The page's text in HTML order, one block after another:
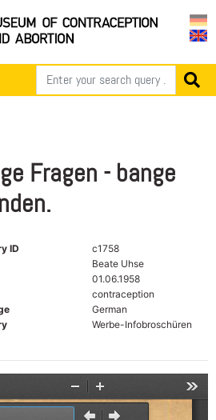
Fragen - bange
ID
c1758
Beate Uhse
01.06.1958
contraception
German
Werbe-Infobroschüren